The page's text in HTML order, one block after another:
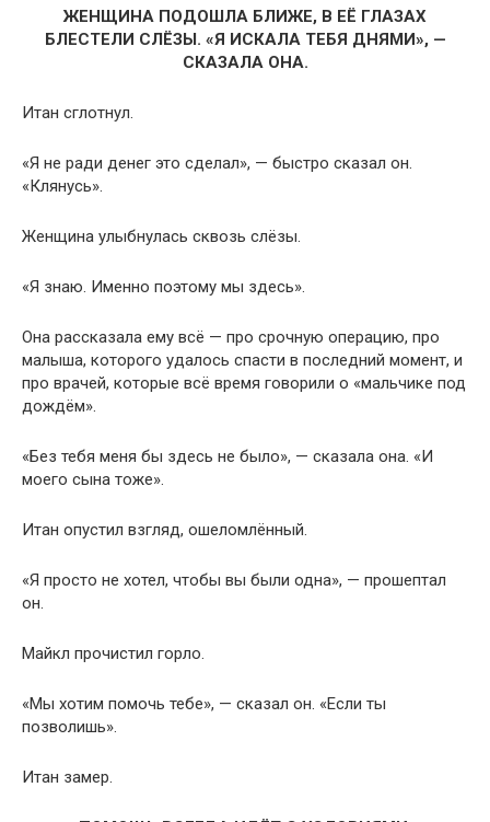
ЖЕНЩИНА ПОДОШЛА БЛИЖЕ, В ЕЁ ГЛАЗАХ
БЛЕСТЕЛИ СЛЁЗЫ. «Я ИСКАЛА ТЕБЯ ДНЯМИ», —
СКАЗАЛА ОНА.
Итан сглотнул.
«Я не ради денег это сделал», — быстро сказал он.
«Клянусь».
Женщина улыбнулась сквозь слёзы.
«Я знаю. Именно поэтому мы здесь».
Она рассказала ему всё — про срочную операцию, про
малыша, которого удалось спасти в последний момент, и
про врачей, которые всё время говорили о «мальчике под
дождём».
«Без тебя меня бы здесь не было», — сказала она. «И
моего сына тоже».
Итан опустил взгляд, ошеломлённый.
«Я просто не хотел, чтобы вы были одна», — прошептал
он.
Майкл прочистил горло.
«Мы хотим помочь тебе», — сказал он. «Если ты
позволишь».
Итан замер.